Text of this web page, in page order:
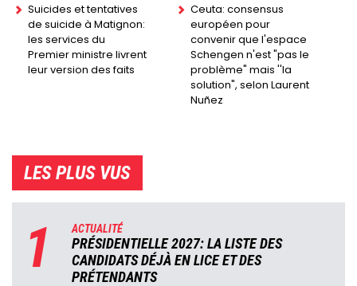
Suicides et tentatives
de suicide à Matignon:
les services du
Premier ministre livrent
leur version des faits
Ceuta: consensus
européen pour
convenir que l'espace
Schengen n'est "pas le
problème" mais ''la
solution", selon Laurent
Nuñez
LES PLUS VUS
1 ACTUALITÉ
PRÉSIDENTIELLE 2027: LA LISTE DES
CANDIDATS DÉJÀ EN LICE ET DES
PRÉTENDANTS